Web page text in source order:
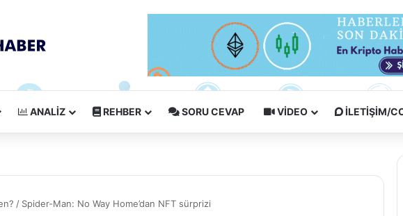
ANALIZ REHBER SORU CEVAP VIDEO İLETIŞIM/
/ Spider-Man: No Way Home’dan NFT sürprizi